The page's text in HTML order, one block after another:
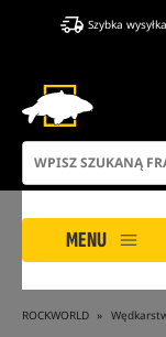
Szybka wysyłka
MENU
ROCKWORLD